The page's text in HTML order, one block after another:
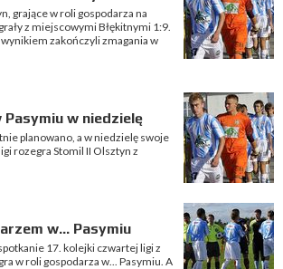
grające w roli gospodarza na
z miejscowymi Błękitnymi 1:9.
zakończyli zmagania w
w niedzielę
planowano, a w niedzielę swoje
rozegra Stomil II Olsztyn z
w... Pasymiu
17. kolejki czwartej ligi z
w roli gospodarza w... Pasymiu. A